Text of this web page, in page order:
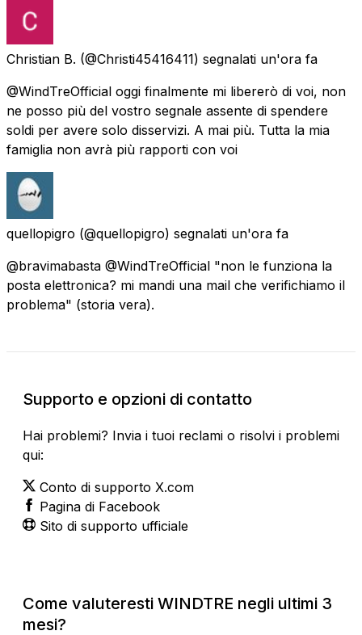
Christian B. (@Christi45416411) segnalati un'ora fa
@WindTreOfficial oggi finalmente mi libererò di voi, non
ne posso più del vostro segnale assente di spendere
soldi per avere solo disservizi. A mai più. Tutta la mia
famiglia non avrà più rapporti con voi
quellopigro (@quellopigro) segnalati un'ora fa
@bravimabasta @WindTreOfficial "non le funziona la
posta elettronica? mi mandi una mail che verifichiamo il
problema" (storia vera).
Supporto e opzioni di contatto
Hai problemi? Invia i tuoi reclami o risolvi i problemi
qui:
Conto di supporto X.com
Pagina di Facebook
Sito di supporto ufficiale
Come valuteresti WINDTRE negli ultimi 3
mesi?